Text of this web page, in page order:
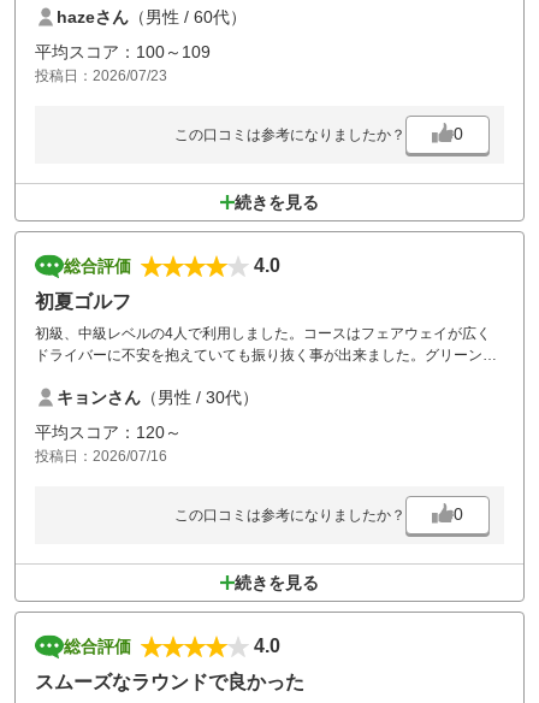
hazeさん （男性 / 60代）
平均スコア：100～109
投稿日：2026/07/23
この口コミは参考になりましたか？ 0
続きを見る
総合評価
4.0
初夏ゴルフ
初級、中級レベルの4人で利用しました。コースはフェアウェイが広く
ドライバーに不安を抱えていても振り抜く事が出来ました。グリーン周
ます。夏季のクーラーボックス無料貸出は地味に嬉しいサービスでし
た。プランと注意事項にも記載がある夏季平日の浴室はシャワーのみ利
用可能なのは正直あまり気にならなかったです。
リモコンカートでは無かったので初夏にはキツく汗だくでした。
キョンさん （男性 / 30代）
平均スコア：120～
投稿日：2026/07/16
この口コミは参考になりましたか？ 0
続きを見る
総合評価
4.0
スムーズなラウンドで良かった